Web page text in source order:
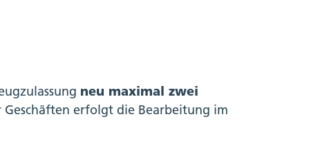
neu maximal zwei
erfolgt die Bearbeitung im